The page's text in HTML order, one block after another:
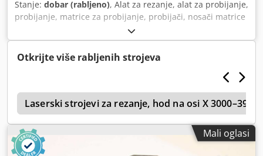
Stanje: dobar (rabljeno), Alat za rezanje, alat za probijanje,
probijanje, matrice za probijanje, probijači, nosači matrice
-Alat za probijanje: alat za izrezivanje -Tip: veličina 1 1/4"
Chjdjzr Hb Aspfx Aiqoa -Dimenzije: vidi slike -Vanjske
dimenzije: 270/180/V235 mm -Težina: 25,4 kg
Otkrijte više rabljenih strojeva
Laserski strojevi za rezanje, hod na osi X 3000–3999
Mali oglasi